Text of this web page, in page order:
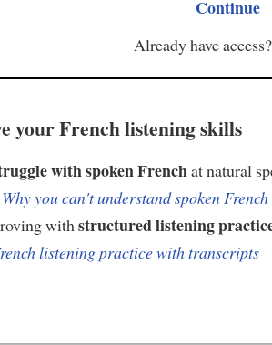
Continue
Already have access?
your French listening skills
with spoken Frenchat natural
Why you can't understand spoken French
withstructured listening
listening practice with transcripts